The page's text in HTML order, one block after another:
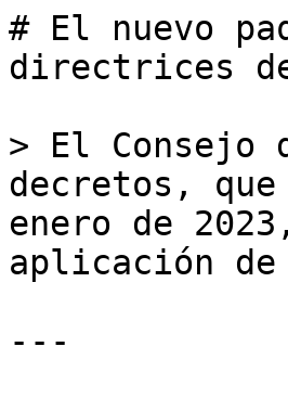
# El nuevo
directrices
> El Consejo
decretos,
enero de
aplicación
---